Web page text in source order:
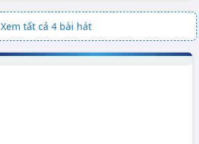
Xem tất cả 4 bài hát